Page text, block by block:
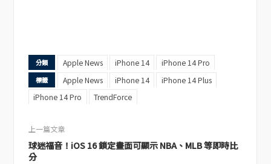
分類 Apple News iPhone 14 iPhone 14 Pro
標籤 Apple News iPhone 14
iPhone 14 Plus
iPhone 14 Pro
TrendForce
上一篇文章
球迷福音！iOS 16 鎖定畫面可顯示 NBA、MLB 等即時比
分